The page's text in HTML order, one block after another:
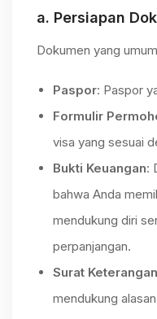
a. Persiapan
Dokumen yang
Paspor: Paspor
Formulir
visa yang sesuai
Bukti Keuangan:
bahwa Anda
mendukung diri
perpanjangan.
Surat Keterangan
mendukung